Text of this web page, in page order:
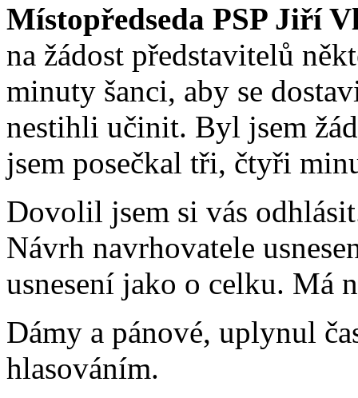
Místopředseda PSP Jiří
na žádost představitelů
minuty šanci, aby se
nestihli učinit. Byl jsem
jsem posečkal tři, čtyři
Dovolil jsem si vás
Návrh navrhovatele
usnesení jako o celku. Má
Dámy a pánové, uplynul
hlasováním.